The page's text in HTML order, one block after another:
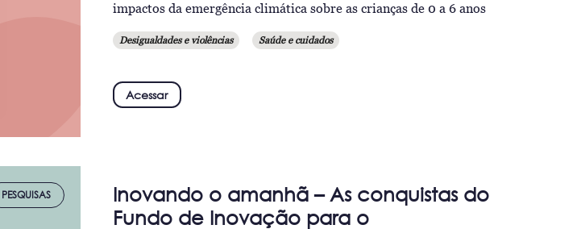
impactos da emergência climática sobre as crianças de 0 a 6 anos
Desigualdades e violências Saúde e cuidados
Acessar
PESQUISAS
Inovando o amanhã – As conquistas do
Fundo de Inovação para o